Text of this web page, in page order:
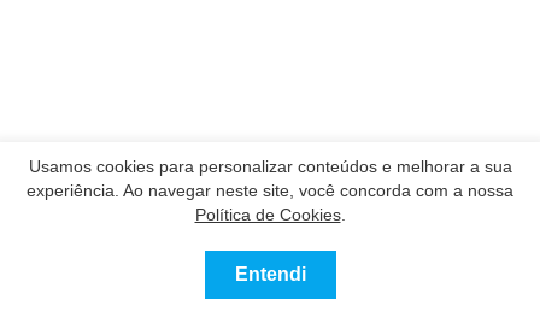
Usamos cookies para personalizar conteúdos e melhorar a sua
experiência. Ao navegar neste site, você concorda com a nossa
Política de Cookies.
Entendi